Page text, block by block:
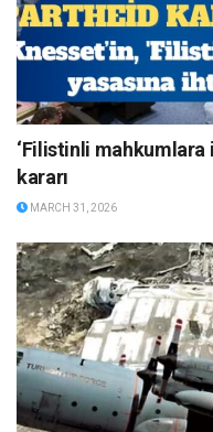
‘Filistinli mahkumlara
kararı
MARCH 31, 2026